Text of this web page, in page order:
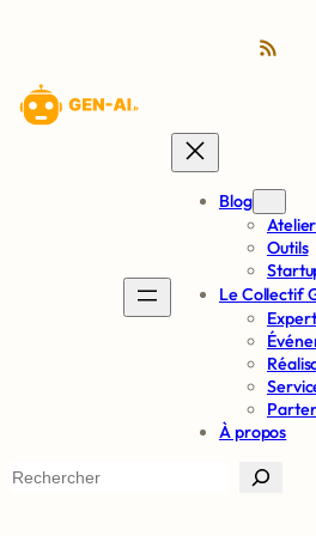
Flux RSS
Blog
Atelier
Outils
Le Collectif
À propos
S